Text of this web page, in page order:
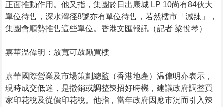
關
於
我
們
正面推動作用。他又指，集團於日出康城 LP 10尚有84伙大
單位待售，深水灣徑8號亦有單位待售，若然樓市「減辣」，
集團會順勢推售這些單位。香港文匯報訊（記者 梁悅琴）
嘉華温偉明：放寬可鼓勵買樓
嘉華國際營業及市場策劃總監（香港地產）温偉明亦表示，
現時成交低迷，是撤銷或調整辣招好時機，建議政府調整買
家印花稅及從價印花稅。他指，當年政府因應市況而引入辣